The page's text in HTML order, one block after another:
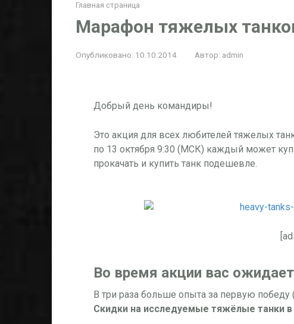
Главная страница
Марафон тяжелых
Опубликовано: 10.10.2014 Автор: admin
Добрый день командиры!
Это акция для всех любителей тяжелых
по 13 октября 9:30 (МСК) каждый может
прокачать и купить танк подешевле.
Во время акции вас
В три раза больше опыта за первую победу
Скидки на исследуемые тяжёлые танки в